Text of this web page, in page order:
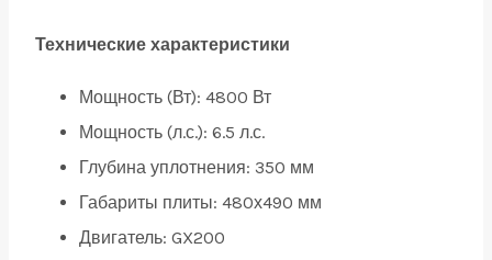
Технические характеристики
Мощность (Вт): 4800 Вт
Мощность (л.с.): 6.5 л.с.
Глубина уплотнения: 350 мм
Габариты плиты: 480х490 мм
Двигатель: GX200